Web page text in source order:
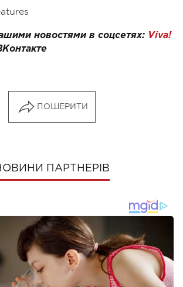
новостями в соцсетях: Viva!
ПОШЕРИТИ
ПАРТНЕРІВ